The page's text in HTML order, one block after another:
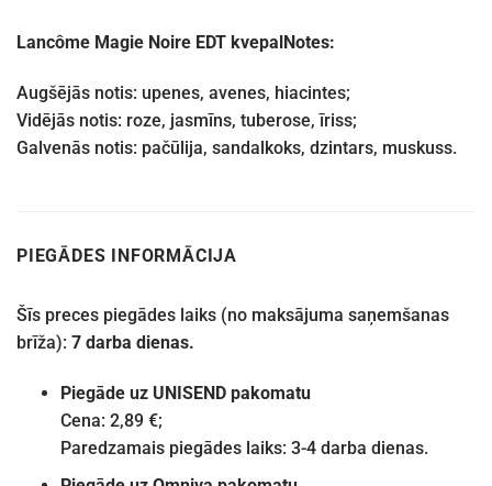
Lancôme Magie Noire EDT kvepal Notes:
Augšējās notis: upenes, avenes, hiacintes;
Vidējās notis: roze, jasmīns, tuberose, īriss;
Galvenās notis: pačūlija, sandalkoks, dzintars, muskuss.
PIEGĀDES INFORMĀCIJA
Šīs preces piegādes laiks (no maksājuma saņemšanas
brīža): 7 darba dienas.
Piegāde uz UNISEND pakomatu
Cena: 2,89 €;
Paredzamais piegādes laiks: 3-4 darba dienas.